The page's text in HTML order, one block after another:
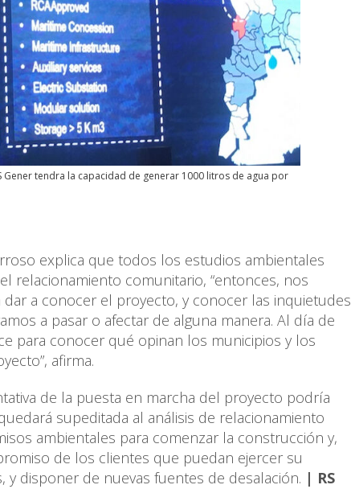
Gener tendra la capacidad de generar 1000 litros de agua por
explica que todos los estudios ambientales
relacionamiento comunitario, “entonces, nos
a conocer el proyecto, y conocer las inquietudes
a pasar o afectar de alguna manera. Al día de
para conocer qué opinan los municipios y los
afirma.
de la puesta en marcha del proyecto podría
supeditada al análisis de relacionamiento
ambientales para comenzar la construcción y,
de los clientes que puedan ejercer su
y disponer de nuevas fuentes de desalación. | RS